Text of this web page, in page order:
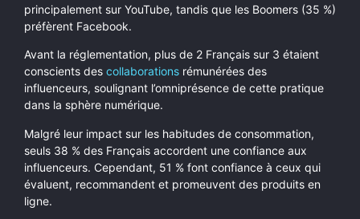
principalement sur YouTube, tandis que les Boomers (35 %)
préfèrent Facebook.
Avant la réglementation, plus de 2 Français sur 3 étaient
conscients des collaborations rémunérées des
influenceurs, soulignant l’omniprésence de cette pratique
dans la sphère numérique.
Malgré leur impact sur les habitudes de consommation,
seuls 38 % des Français accordent une confiance aux
influenceurs. Cependant, 51 % font confiance à ceux qui
évaluent, recommandent et promeuvent des produits en
ligne.